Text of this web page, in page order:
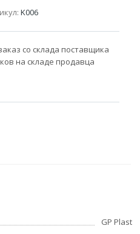
K006
со склада поставщика
на складе продавца
GP Plast